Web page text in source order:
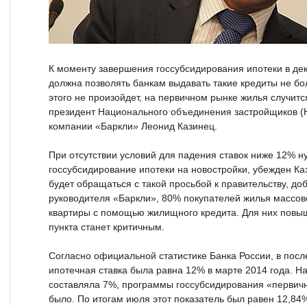
К моменту завершения госсубсидирования ипотеки в
должна позволять банкам выдавать такие кредиты не
этого не произойдет, на первичном рынке жилья
президент Национального объединения застройщиков
компании «Баркли» Леонид Казинец.
При отсутствии условий для падения ставок ниже 12%
госсубсидирование ипотеки на новостройки, убежден
будет обращаться с такой просьбой к правительству,
руководителя «Баркли», 80% покупателей жилья
квартиры с помощью жилищного кредита. Для них
пункта станет критичным.
Согласно официальной статистике Банка России, в
ипотечная ставка была равна 12% в марте 2014 года.
составляла 7%, программы госсубсидирования
было. По итогам июля этот показатель был равен